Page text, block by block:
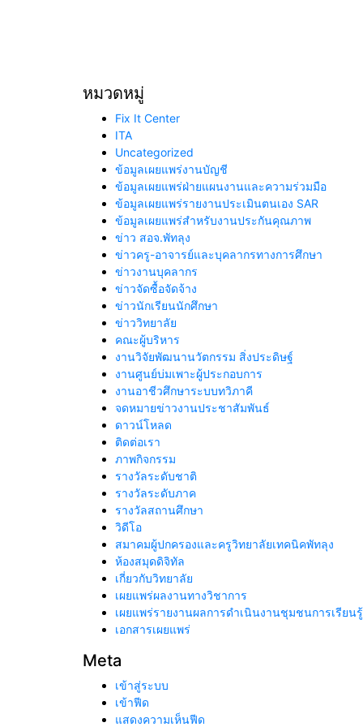
บ้านเขี
โรงเรี
หมวดหมู่
Fix It Center
ITA
Uncategorized
ข้อมูลเผยแพร่งานบัญชี
ข้อมูลเผยแพร่ฝ่ายแผนงานและความร่วมมือ
ข้อมูลเผยแพร่รายงานประเมินตนเอง SAR
ข้อมูลเผยแพร่สำหรับงานประกันคุณภาพ
ข่าว สอจ.พัทลุง
ข่าวครู-อาจารย์และบุคลากรทางการศึกษา
ข่าวงานบุคลากร
ข่าวจัดซื้อจัดจ้าง
ข่าวนักเรียนนักศึกษา
ข่าววิทยาลัย
คณะผู้บริหาร
งานวิจัยพัฒนานวัตกรรม สิ่งประดิษฐ์
งานศูนย์บ่มเพาะผู้ประกอบการ
งานอาชีวศึกษาระบบทวิภาคี
จดหมายข่าวงานประชาสัมพันธ์
ดาวน์โหลด
ติดต่อเรา
ภาพกิจกรรม
รางวัลระดับชาติ
รางวัลระดับภาค
รางวัลสถานศึกษา
วิดีโอ
สมาคมผู้ปกครองและครูวิทยาลัยเทคนิคพัทลุง
ห้องสมุดดิจิทัล
เกี่ยวกับวิทยาลัย
เผยแพร่ผลงานทางวิชาการ
เผยแพร่รายงานผลการดำเนินงานชุมชนการเรียน
เอกสารเผยแพร่
Meta
เข้าสู่ระบบ
เข้าฟีด
แสดงความเห็นฟีด